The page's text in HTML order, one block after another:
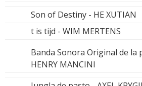
Son of Destiny - HE XUTIAN
t is tijd - WIM MERTENS
Banda Sonora Original de la
HENRY MANCINI